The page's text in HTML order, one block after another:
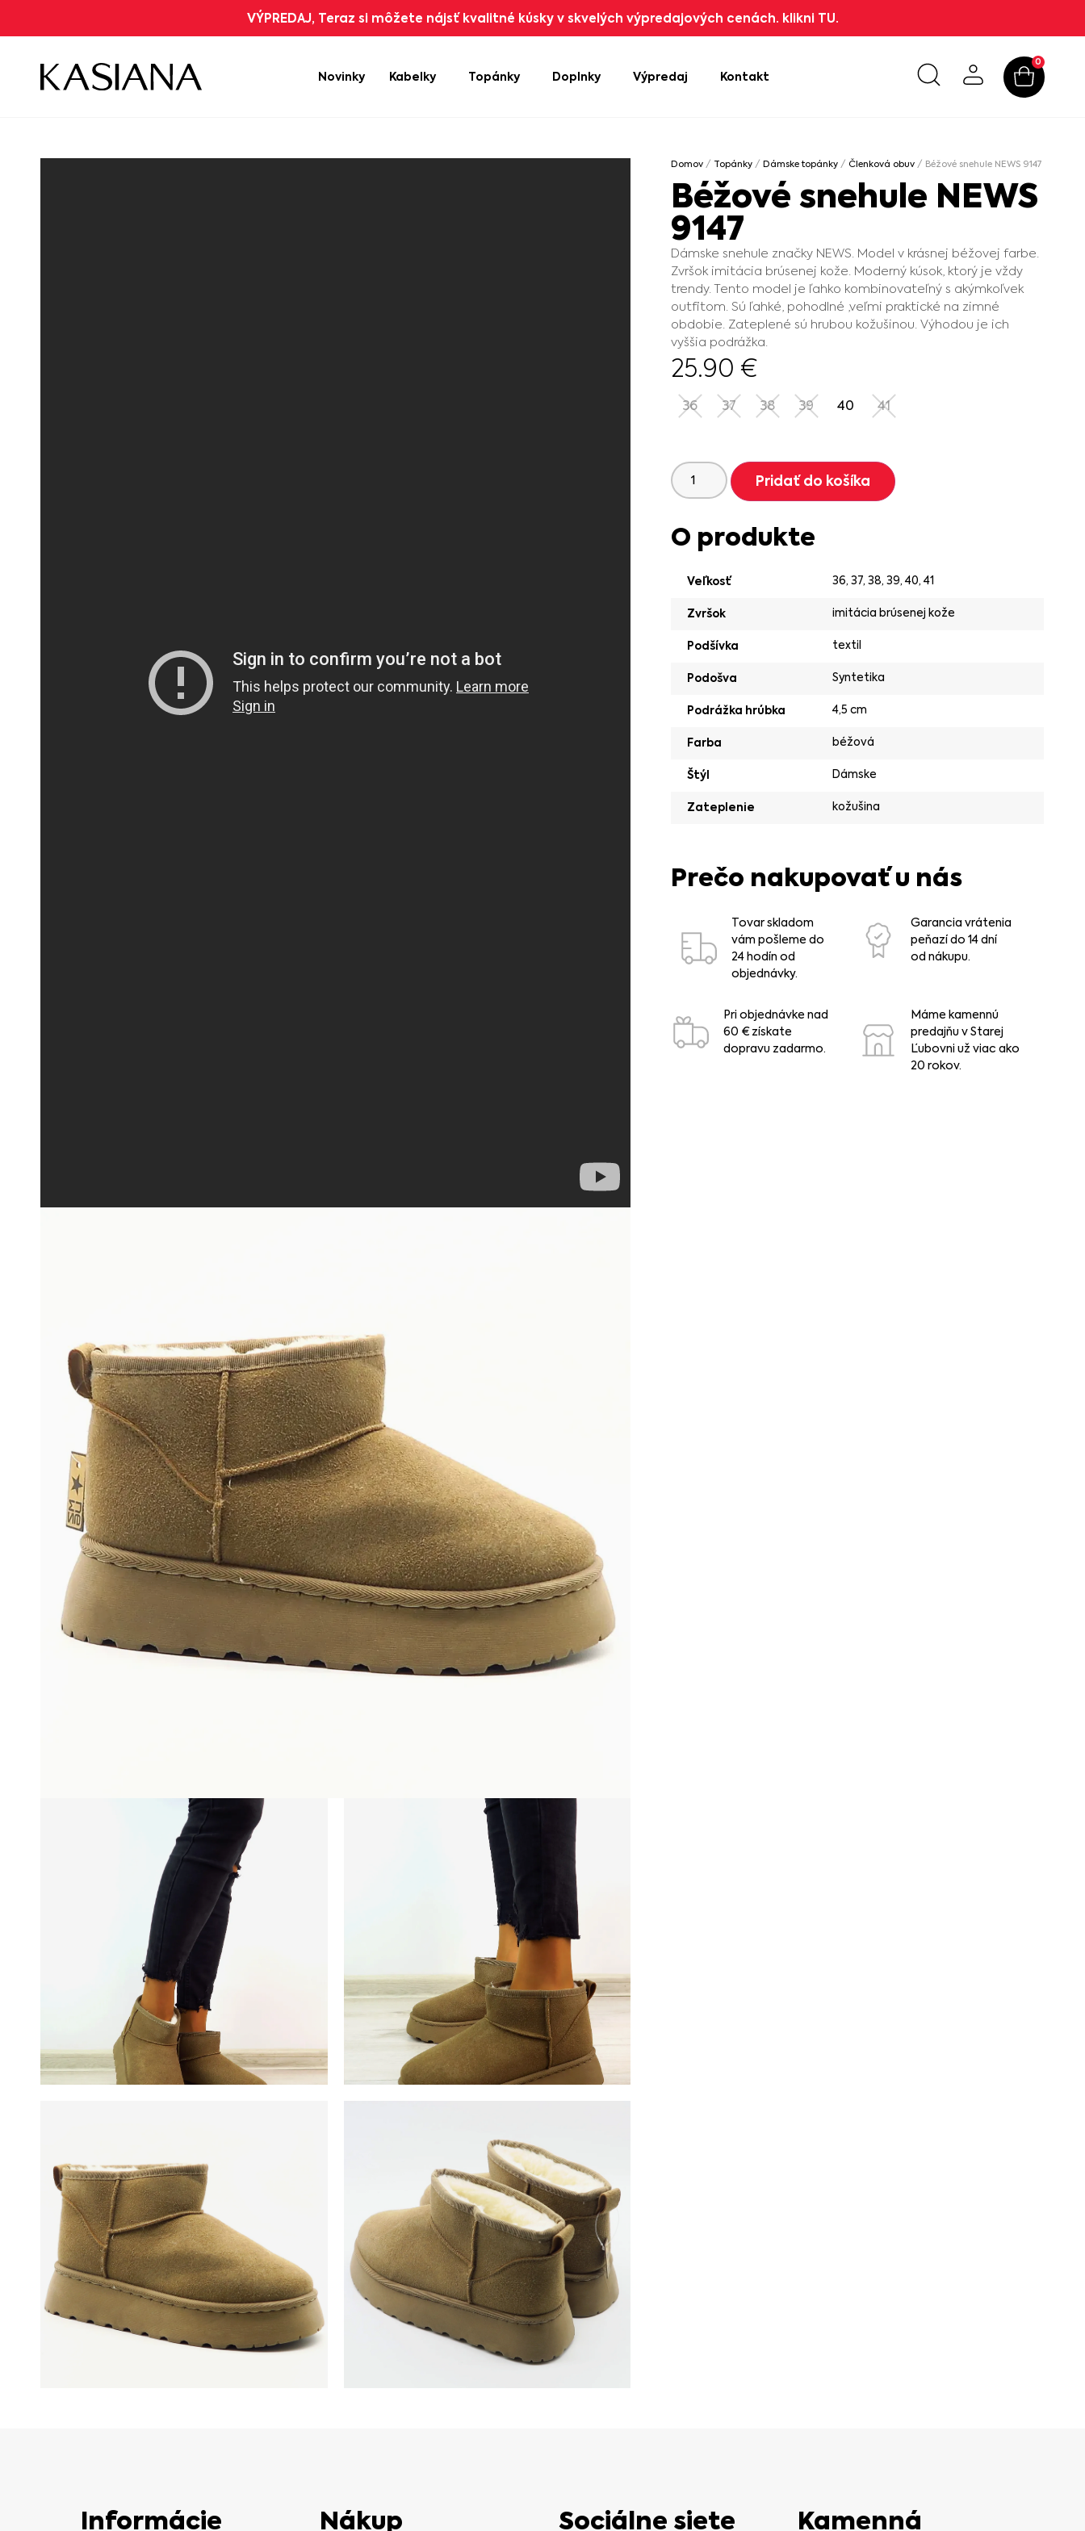
VÝPREDAJ, Teraz si môžete nájsť kvalitné kúsky v skvelých výpredajových cenách. klikni TU.
Novinky Kabelky Topánky Doplnky Výpredaj Kontakt
0
Domov / Topánky /Dámske topánky / Členková obuv / Béžové snehule NEWS 9147
Béžové snehule NEWS
9147
Dámske snehule značky NEWS. Model v krásnej béžovej farbe.
Zvršok imitácia brúsenej kože. Moderný kúsok, ktorý je vždy
trendy. Tento model je ľahko kombinovateľný s akýmkoľvek
outfitom. Sú ľahké, pohodlné ,veľmi praktické na zimné
obdobie. Zateplené sú hrubou kožušinou. Výhodou je ich
vyššia podrážka.
25.90€
36 37 38 39 40 41
Pridať do košíka
O produkte
Veľkosť 36,37,38,39,40,41
Zvršok imitácia brúsenej kože
Podšívka textil
Podošva Syntetika
Podrážka hrúbka 4,5 cm
Farba béžová
Štýl Dámske
Zateplenie kožušina
Prečo nakupovať u nás
Tovar skladom
vám pošleme do
24 hodín od
objednávky.
Garancia vrátenia
peňazí do 14 dní
od nákupu.
Pri objednávke nad
60 € získate
dopravu zadarmo.
Máme kamennú
predajňu v Starej
Ľubovni už viac ako
20 rokov.
Informácie Nákup Sociálne siete Kamenná